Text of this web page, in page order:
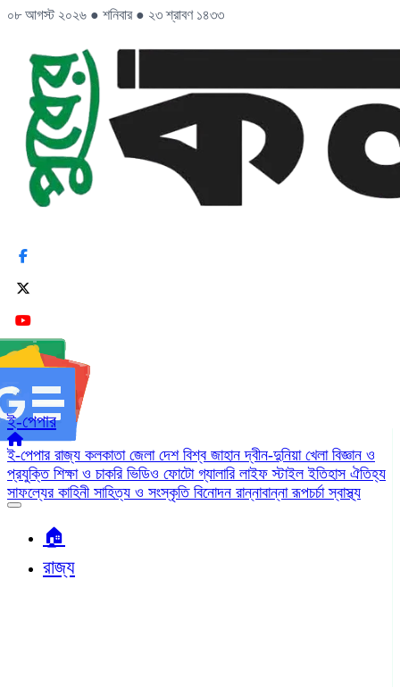
০৮ আগস্ট ২০২৬ ● শনিবার ● ২৩ শ্রাবণ ১৪৩৩
ই-পেপার
ই-পেপার রাজ্য কলকাতা জেলা দেশ বিশ্ব জাহানদ্বীন-দুনিয়া খেলা বিজ্ঞান ও
প্রযুক্তি শিক্ষা ও চাকরি ভিডিও ফোটো গ্যালারি লাইফ স্টাইলইতিহাস ঐতিহ্য
সাফল্যের কাহিনী সাহিত্য ও সংস্কৃতি বিনোদন রান্নাবান্নারূপচর্চাস্বাস্থ্য
🏠︎
রাজ্য